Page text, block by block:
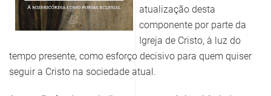
atualização desta
componente por parte da
Igreja de Cristo, à luz do
tempo presente, como esforço decisivo para quem quiser
seguir a Cristo na sociedade atual.